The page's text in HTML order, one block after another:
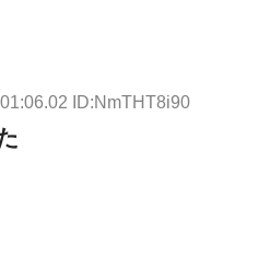
ID:NmTHT8i90